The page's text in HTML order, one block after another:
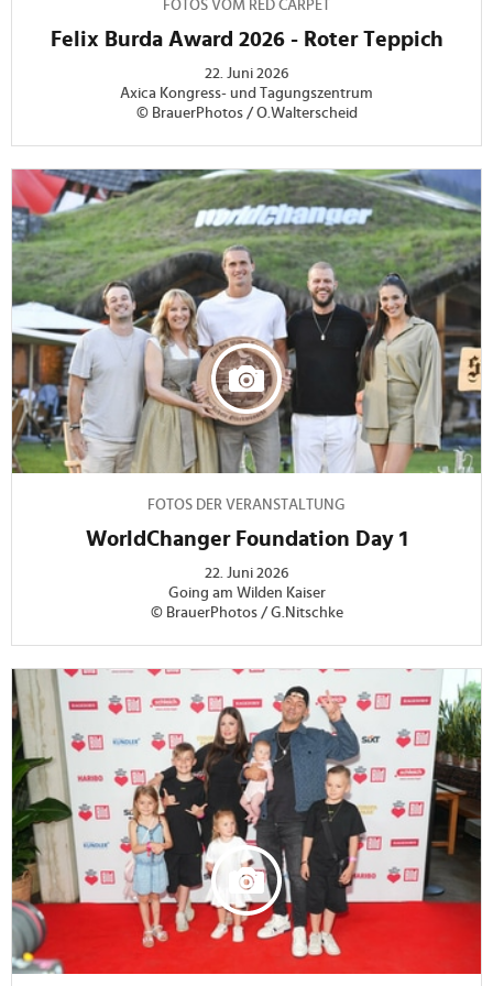
FOTOS VOM RED CARPET
Felix Burda Award 2026 - Roter Teppich
22. Juni 2026
Axica Kongress- und Tagungszentrum
© BrauerPhotos / O.Walterscheid
FOTOS DER VERANSTALTUNG
WorldChanger Foundation Day 1
22. Juni 2026
Going am Wilden Kaiser
© BrauerPhotos / G.Nitschke